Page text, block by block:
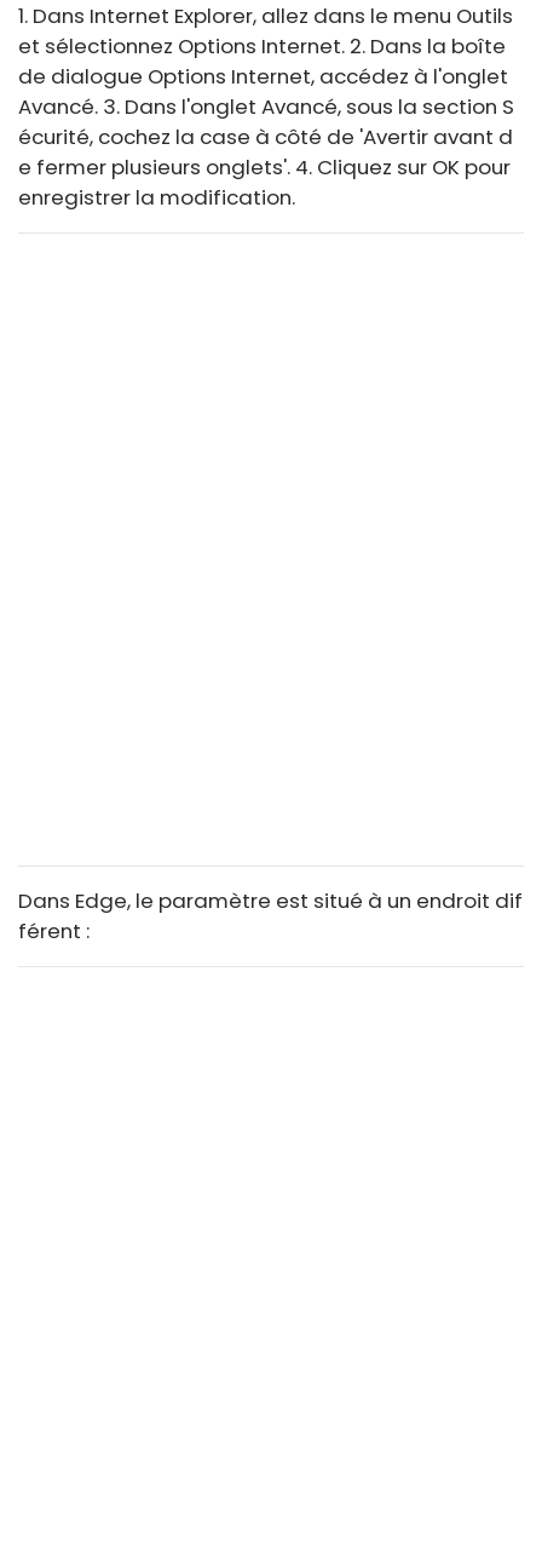
1. Dans Internet Explorer, allez dans le menu Outils
et sélectionnez Options Internet. 2. Dans la boîte
de dialogue Options Internet, accédez à l'onglet
Avancé. 3. Dans l'onglet Avancé, sous la section S
écurité, cochez la case à côté de 'Avertir avant d
e fermer plusieurs onglets'. 4. Cliquez sur OK pour
enregistrer la modification.
Dans Edge, le paramètre est situé à un endroit dif
férent :